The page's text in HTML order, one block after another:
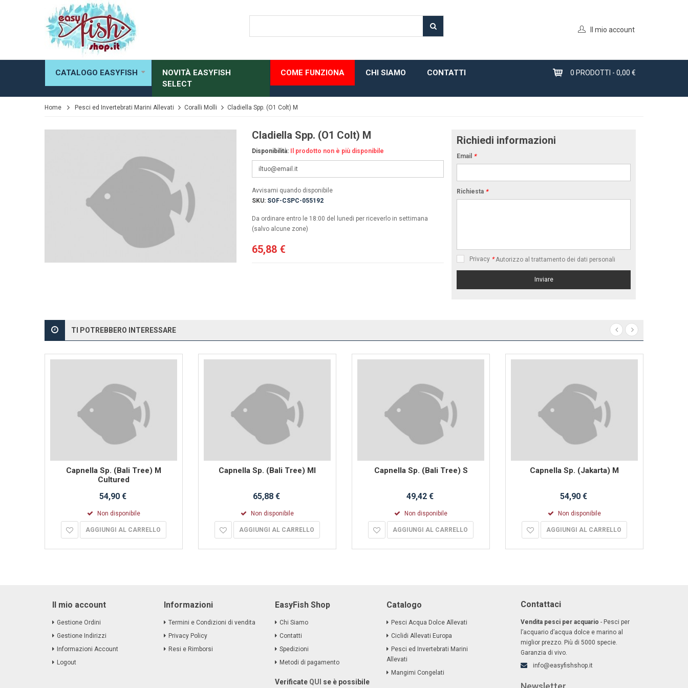
Il mio account
CATALOGO EASYFISH
NOVITÀ EASYFISH
SELECT
COME FUNZIONA CHI SIAMO CONTATTI 0 PRODOTTI - 0,00 €
Home Pesci ed Invertebrati Marini Allevati Coralli Molli Cladiella Spp. (O1 Colt) M
Cladiella Spp. (O1 Colt) M
Disponibilità: Il prodotto non è più disponibile
Avvisami quando disponibile
SKU: SOF-CSPC-055192
Da ordinare entro le 18:00 del lunedi per riceverlo in settimana
(salvo alcune zone)
65,88 €
Richiedi informazioni
Email *
Richiesta *
Privacy * Autorizzo al trattamento dei dati personali
TI POTREBBERO INTERESSARE
Capnella Sp. (Bali Tree) M
Cultured
54,90 €
Non disponibile
AGGIUNGI AL CARRELLO
Capnella Sp. (Bali Tree) Ml
65,88 €
Non disponibile
AGGIUNGI AL CARRELLO
Capnella Sp. (Bali Tree) S
49,42 €
Non disponibile
AGGIUNGI AL CARRELLO
Capnella Sp. (Jakarta) M
54,90 €
Non disponibile
AGGIUNGI AL CARRELLO
Il mio account
Gestione Ordini
Gestione Indirizzi
Informazioni Account
Logout
Informazioni
Termini e Condizioni di vendita
Privacy Policy
Resi e Rimborsi
EasyFish Shop
Chi Siamo
Contatti
Spedizioni
Metodi di pagamento
Verificate QUI se è possibile
Catalogo
Pesci Acqua Dolce Allevati
Ciclidi Allevati Europa
Pesci ed Invertebrati Marini
Allevati
Mangimi Congelati
Contattaci
Vendita pesci per acquario - Pesci per
l’acquario d’acqua dolce e marino al
miglior prezzo. Più di 5000 specie.
Garanzia di vivo.
info@easyfishshop.it